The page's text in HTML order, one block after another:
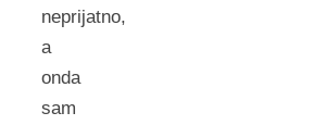
neprijatno,
a
onda
sam